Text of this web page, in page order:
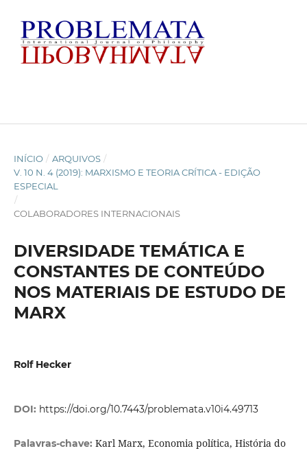
INÍCIO / ARQUIVOS /
V. 10 N. 4 (2019): MARXISMO E TEORIA CRÍTICA - EDIÇÃO
ESPECIAL
/
COLABORADORES INTERNACIONAIS
DIVERSIDADE TEMÁTICA E
CONSTANTES DE CONTEÚDO
NOS MATERIAIS DE ESTUDO DE
MARX
Rolf Hecker
DOI: https://doi.org/10.7443/problemata.v10i4.49713
Palavras-chave: Karl Marx, Economia política, História do